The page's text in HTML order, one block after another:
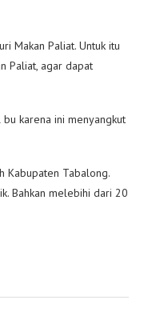
Makan Paliat. Untuk itu
Paliat, agar dapat
karena ini menyangkut
Kabupaten Tabalong.
Bahkan melebihi dari 20